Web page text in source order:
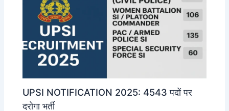
UPSI NOTIFICATION 2025: 4543 पदों पर
दरोगा भर्ती